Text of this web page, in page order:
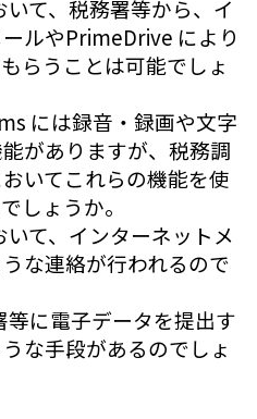
て、税務署等から、イ
ルやPrimeDrive により
らうことは可能でしょ
には録音・録画や文字
がありますが、税務調
いてこれらの機能を使
しょうか。
て、インターネットメ
な連絡が行われるので
等に電子データを提出す
な手段があるのでしょ